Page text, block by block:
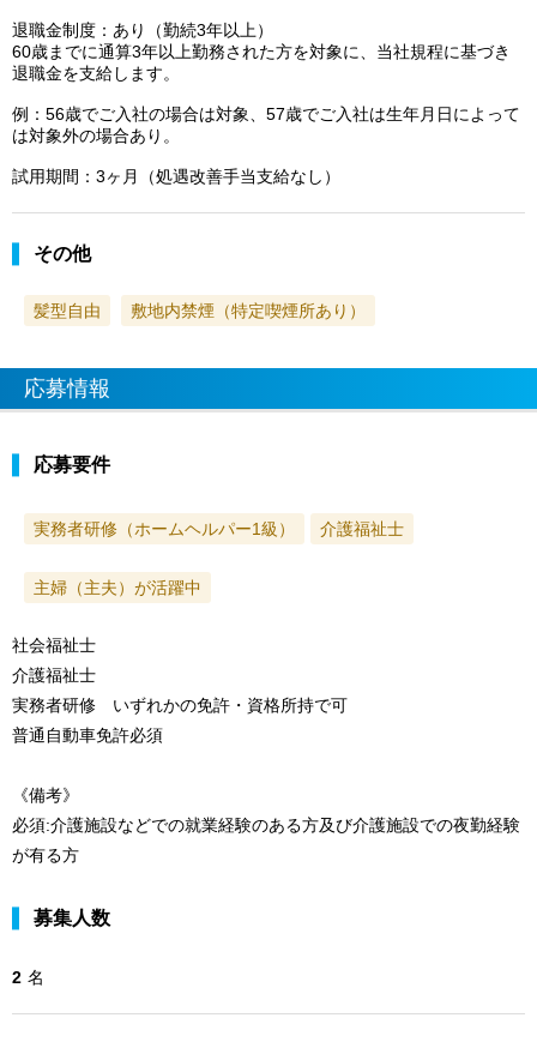
退職金制度：あり（勤続3年以上）
60歳までに通算3年以上勤務された方を対象に、当社規程に基づき
退職金を支給します。
例：56歳でご入社の場合は対象、57歳でご入社は生年月日によって
は対象外の場合あり。
試用期間：3ヶ月（処遇改善手当支給なし）
その他
髪型自由 敷地内禁煙（特定喫煙所あり）
応募情報
応募要件
実務者研修（ホームヘルパー1級） 介護福祉士
主婦（主夫）が活躍中
社会福祉士
介護福祉士
実務者研修 いずれかの免許・資格所持で可
普通自動車免許必須
《備考》
必須:介護施設などでの就業経験のある方及び介護施設での夜勤経験
が有る方
募集人数
2 名